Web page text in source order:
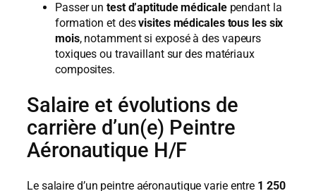
Passer un test d’aptitude médicalependant la
formation et desvisites médicales tous les six
mois, notamment si exposé à des vapeurs
toxiques ou travaillant sur des matériaux
composites.
Salaire et évolutions de
carrière d’un(e) Peintre
Aéronautique H/F
Le salaire d’un peintre aéronautique varie entre 1 250